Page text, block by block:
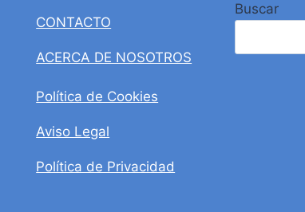
CONTACTO
ACERCA DE NOSOTROS
Política de Cookies
Aviso Legal
Política de Privacidad
Buscar